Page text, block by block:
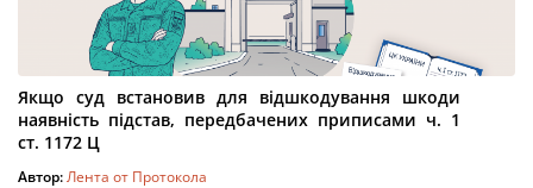
Якщо суд встановив для відшкодування шкоди
наявність підстав, передбачених приписами ч. 1
ст. 1172 Ц
Автор:Лента от Протокола